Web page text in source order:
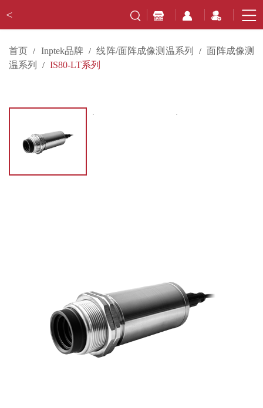
<
首页 / Inptek品牌 / 线阵/面阵成像测温系列 /
面阵成像测
温系列
/ IS80-LT系列